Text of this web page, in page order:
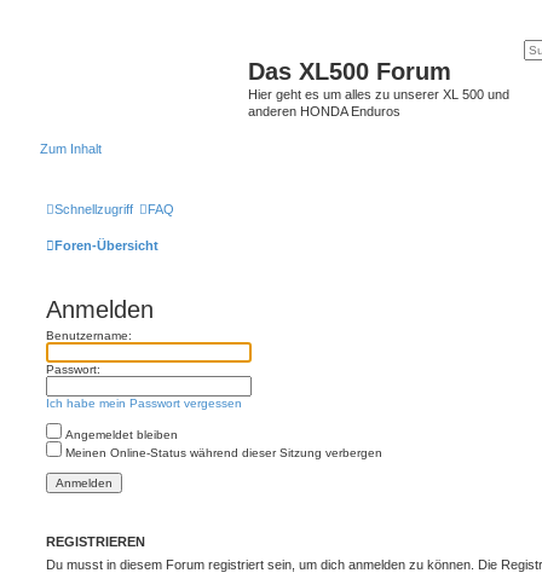
Das XL500 Forum
Hier geht es um alles zu unserer XL 500 und
anderen HONDA Enduros
Zum Inhalt
Schnellzugriff FAQ
Foren-Übersicht
Anmelden
Benutzername:
Passwort:
Ich habe mein Passwort vergessen
Angemeldet bleiben
Meinen Online-Status während dieser Sitzung verbergen
REGISTRIEREN
Du musst in diesem Forum registriert sein, um dich anmelden zu können. Die